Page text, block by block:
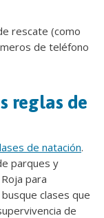
rescate (como
de teléfono
reglas de
de natación.
parques y
para
clases que
de